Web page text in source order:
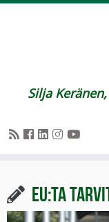
Silja
EU:ta